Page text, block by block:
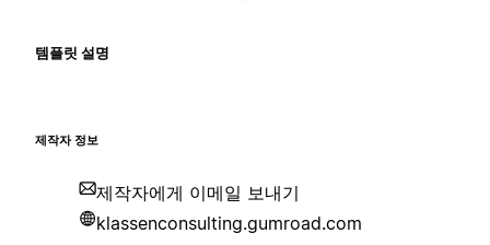
템플릿 설명
제작자 정보
제작자에게 이메일 보내기
klassenconsulting.gumroad.com